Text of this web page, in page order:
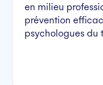
en milieu
prévention
psychologues du